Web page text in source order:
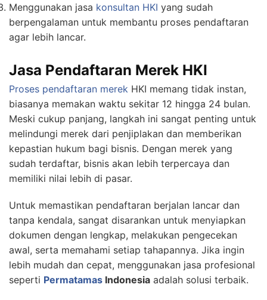
Menggunakan jasa konsultan HKI yang sudah
berpengalaman untuk membantu proses pendaftaran
agar lebih lancar.
Jasa Pendaftaran Merek HKI
Proses pendaftaran merek HKI memang tidak instan,
biasanya memakan waktu sekitar 12 hingga 24 bulan.
Meski cukup panjang, langkah ini sangat penting untuk
melindungi merek dari penjiplakan dan memberikan
kepastian hukum bagi bisnis. Dengan merek yang
sudah terdaftar, bisnis akan lebih terpercaya dan
memiliki nilai lebih di pasar.
Untuk memastikan pendaftaran berjalan lancar dan
tanpa kendala, sangat disarankan untuk menyiapkan
dokumen dengan lengkap, melakukan pengecekan
awal, serta memahami setiap tahapannya. Jika ingin
lebih mudah dan cepat, menggunakan jasa profesional
seperti Permatamas Indonesia adalah solusi terbaik.